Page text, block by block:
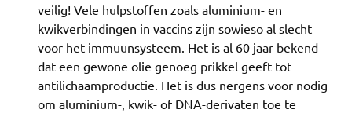
veilig! Vele hulpstoffen zoals aluminium- en
kwikverbindingen in vaccins zijn sowieso al slecht
voor het immuunsysteem. Het is al 60 jaar bekend
dat een gewone olie genoeg prikkel geeft tot
antilichaamproductie. Het is dus nergens voor nodig
om aluminium-, kwik- of DNA-derivaten toe te